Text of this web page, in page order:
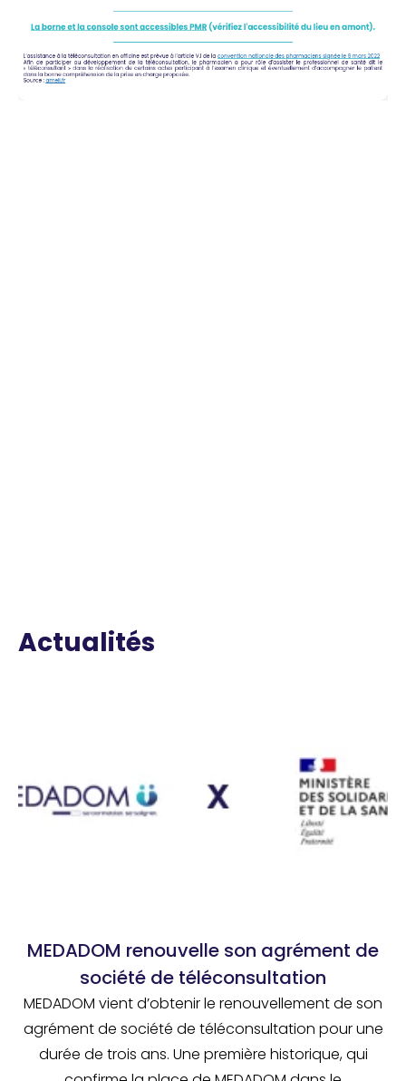
Actualités
MEDADOM renouvelle son agrément de
société de téléconsultation
MEDADOM vient d’obtenir le renouvellement de son
agrément de société de téléconsultation pour une
durée de trois ans. Une première historique, qui